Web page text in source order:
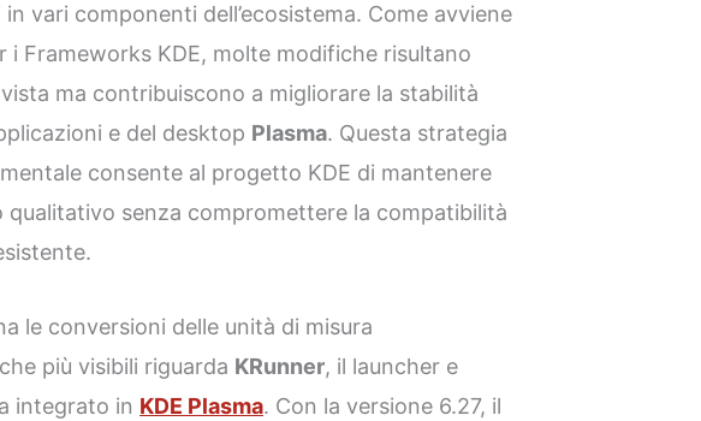
vari componenti dell’ecosistema. Come avviene
i Frameworks KDE, molte modifiche risultano
ma contribuiscono a migliorare la stabilità
e del desktop Plasma. Questa strategia
consente al progetto KDE di mantenere
qualitativo senza compromettere la compatibilità
le conversioni delle unità di misura
più visibili riguarda KRunner, il launcher e
integrato in KDE Plasma. Con la versione 6.27, il